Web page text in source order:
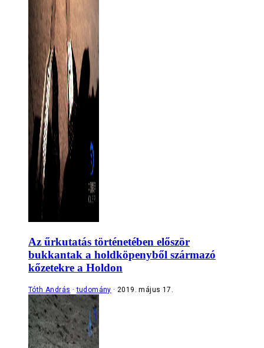
Az űrkutatás történetében először
bukkantak a holdköpenyből származó
kőzetekre a Holdon
Tóth András tudomány 2019. május 17.